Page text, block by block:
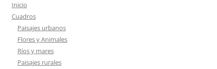
Inicio
Cuadros
Paisajes urbanos
Flores y Animales
Ríos y mares
Paisajes rurales